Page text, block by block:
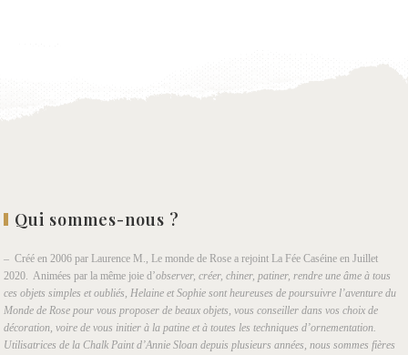
Qui sommes-nous ?
– Créé en 2006 par Laurence M., Le monde de Rose a rejoint La Fée Caséine en Juillet
2020. Animées par la même joie d’observer, créer, chiner, patiner, rendre une âme à tous
ces objets simples et oubliés, Helaine et Sophie sont heureuses de poursuivre l’aventure du
Monde de Rose pour vous proposer de beaux objets, vous conseiller dans vos choix de
décoration, voire de vous initier à la patine et à toutes les techniques d’ornementation.
Utilisatrices de la Chalk Paint d’Annie Sloan depuis plusieurs années, nous sommes fières